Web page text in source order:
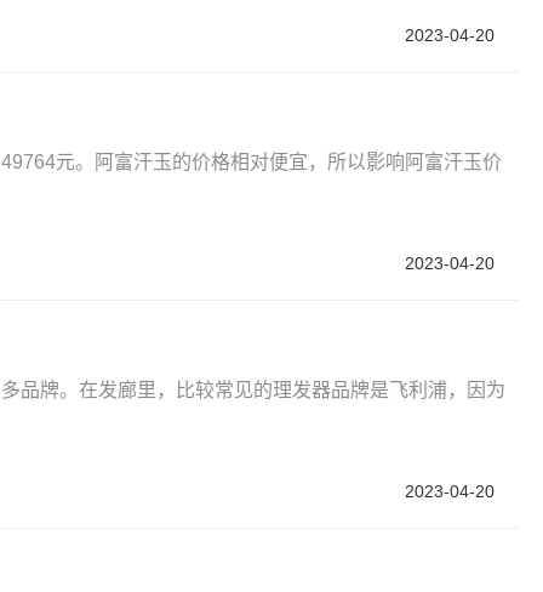
2023-04-20
元。阿富汗玉的价格相对便宜，所以影响阿富汗玉价
2023-04-20
品牌。在发廊里，比较常见的理发器品牌是飞利浦，因为
2023-04-20